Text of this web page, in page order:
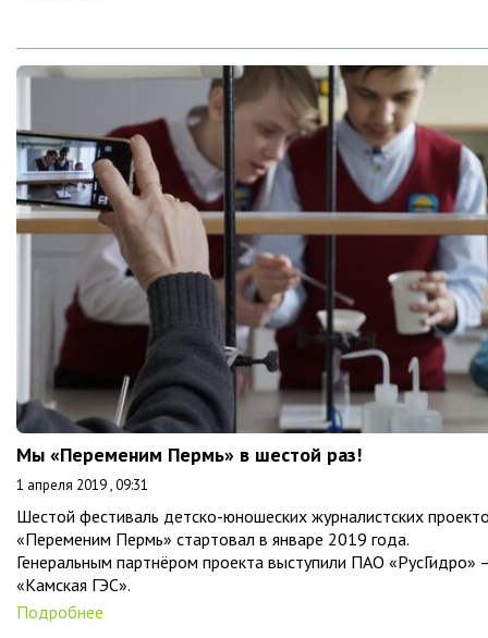
Мы «Переменим Пермь» в шестой раз!
1 апреля 2019 , 09:31
Шестой фестиваль детско-юношеских журналистских
«Переменим Пермь» стартовал в январе 2019 года.
Генеральным партнёром проекта выступили ПАО «РусГидро»
«Камская ГЭС».
Подробнее